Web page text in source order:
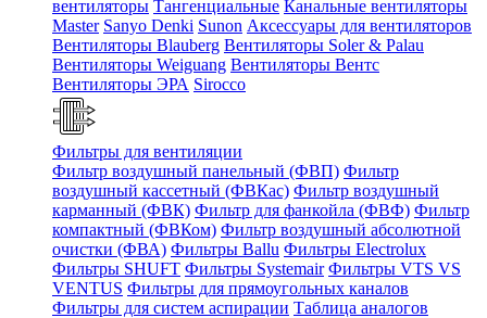
вентиляторы Тангенциальные Канальные вентиляторы
Master Sanyo Denki Sunon Аксессуары для вентиляторов
Вентиляторы Blauberg Вентиляторы Soler & Palau
Вентиляторы Weiguang Вентиляторы Вентс
Вентиляторы ЭРА Sirocco
Фильтры для вентиляции
Фильтр воздушный панельный (ФВП) Фильтр
воздушный кассетный (ФВКас) Фильтр воздушный
карманный (ФВК) Фильтр для фанкойла (ФВФ) Фильтр
компактный (ФВКом) Фильтр воздушный абсолютной
очистки (ФВА) Фильтры Ballu Фильтры Electrolux
Фильтры SHUFT Фильтры Systemair Фильтры VTS VS
VENTUS Фильтры для прямоугольных каналов
Фильтры для систем аспирации Таблица аналогов